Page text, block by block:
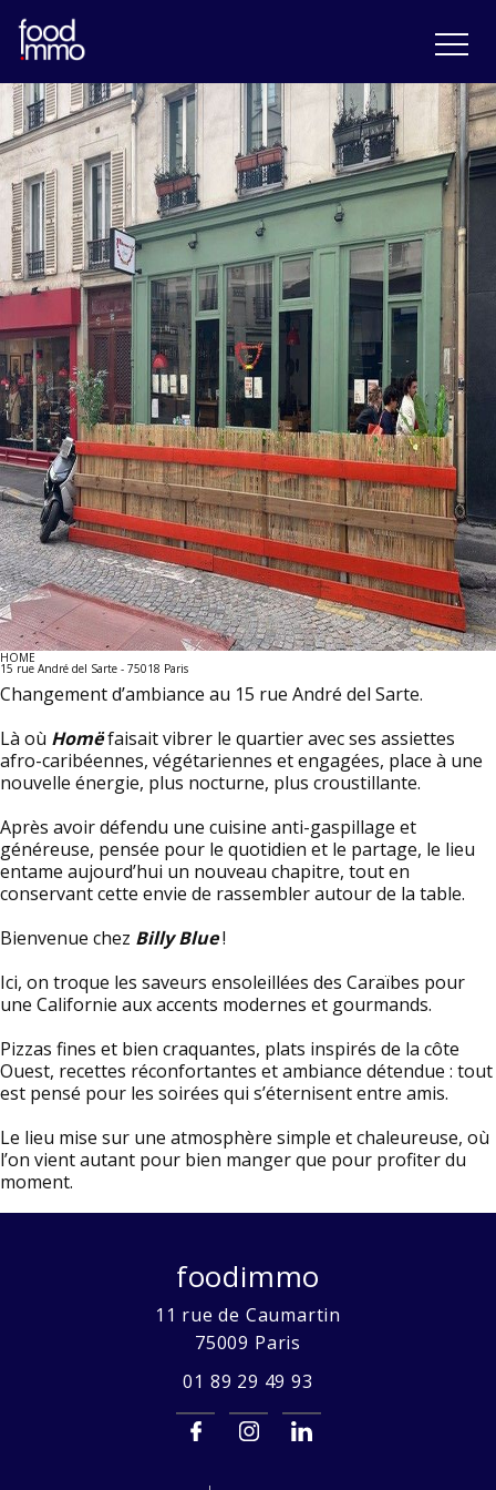
HOME
15 rue André del Sarte - 75018 Paris
Changement d’ambiance au 15 rue André del Sarte.
Là où Homëfaisait vibrer le quartier avec ses assiettes
afro-caribéennes, végétariennes et engagées, place à une
nouvelle énergie, plus nocturne, plus croustillante.
Après avoir défendu une cuisine anti-gaspillage et
généreuse, pensée pour le quotidien et le partage, le lieu
entame aujourd’hui un nouveau chapitre, tout en
conservant cette envie de rassembler autour de la table.
Bienvenue chez Billy Blue!
Ici, on troque les saveurs ensoleillées des Caraïbes pour
une Californie aux accents modernes et gourmands.
Pizzas fines et bien craquantes, plats inspirés de la côte
Ouest, recettes réconfortantes et ambiance détendue : tout
est pensé pour les soirées qui s’éternisent entre amis.
Le lieu mise sur une atmosphère simple et chaleureuse, où
l’on vient autant pour bien manger que pour profiter du
moment.
foodimmo
11 rue de Caumartin
75009 Paris
01 89 29 49 93